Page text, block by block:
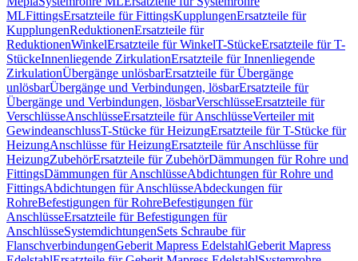
MLFittingsErsatzteile für FittingsKupplungenErsatzteile für
KupplungenReduktionenErsatzteile für
ReduktionenWinkelErsatzteile für WinkelT-StückeErsatzteile für T-
StückeInnenliegende ZirkulationErsatzteile für Innenliegende
ZirkulationÜbergänge unlösbarErsatzteile für Übergänge
unlösbarÜbergänge und Verbindungen, lösbarErsatzteile für
Übergänge und Verbindungen, lösbarVerschlüsseErsatzteile für
VerschlüsseAnschlüsseErsatzteile für AnschlüsseVerteiler mit
GewindeanschlussT-Stücke für HeizungErsatzteile für T-Stücke für
HeizungAnschlüsse für HeizungErsatzteile für Anschlüsse für
HeizungZubehörErsatzteile für ZubehörDämmungen für Rohre und
FittingsDämmungen für AnschlüsseAbdichtungen für Rohre und
FittingsAbdichtungen für AnschlüsseAbdeckungen für
RohreBefestigungen für RohreBefestigungen für
AnschlüsseErsatzteile für Befestigungen für
AnschlüsseSystemdichtungenSets Schraube für
FlanschverbindungenGeberit Mapress EdelstahlGeberit Mapress